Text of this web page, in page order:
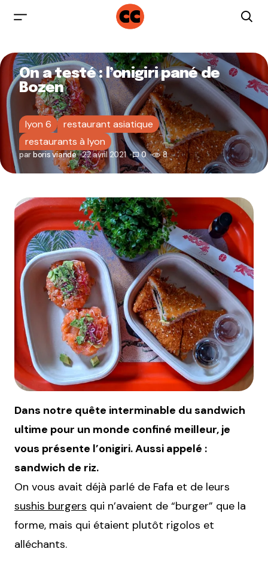
On a testé : l’onigiri pané de
Bozen
lyon 6
restaurant asiatique
restaurants à lyon
parboris viande 22 avril 2021 0 8
Dans notre quête interminable du sandwich
ultime pour un monde confiné meilleur, je
vous présente l’onigiri. Aussi appelé :
sandwich de riz.
On vous avait déjà parlé de Fafa et de leurs
sushis burgers qui n’avaient de “burger” que la
forme, mais qui étaient plutôt rigolos et
alléchants.